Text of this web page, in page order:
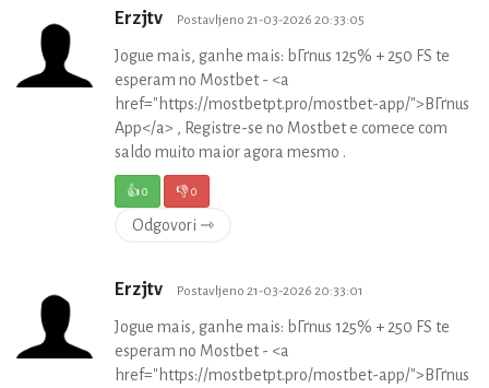
Erzjtv Postavljeno 21-03-2026 20:33:05
Jogue mais, ganhe mais: bГґnus 125% + 250 FS te
esperam no Mostbet - <a
href="https://mostbetpt.pro/mostbet-app/">BГґnus
App</a> , Registre-se no Mostbet e comece com
saldo muito maior agora mesmo .
👍0 👎0
Odgovori ⇾
Erzjtv Postavljeno 21-03-2026 20:33:01
Jogue mais, ganhe mais: bГґnus 125% + 250 FS te
esperam no Mostbet - <a
href="https://mostbetpt.pro/mostbet-app/">BГґnus